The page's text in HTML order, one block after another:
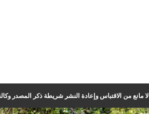
لا مانع من الاقتباس وإعادة النشر شريطة ذكر المصدر